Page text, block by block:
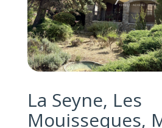
La Seyne, Les
Mouisseques,